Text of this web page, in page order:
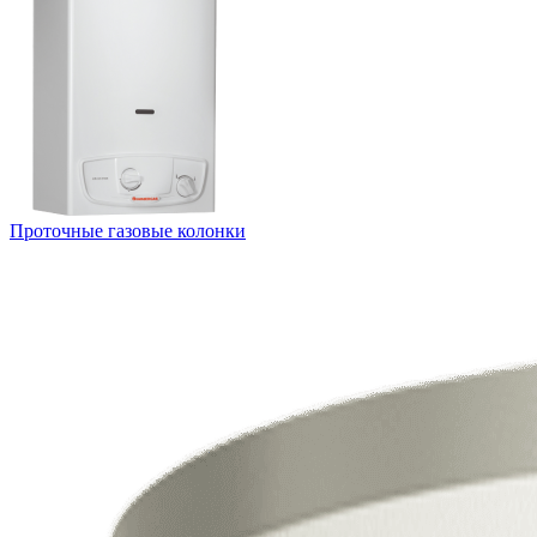
Проточные газовые колонки